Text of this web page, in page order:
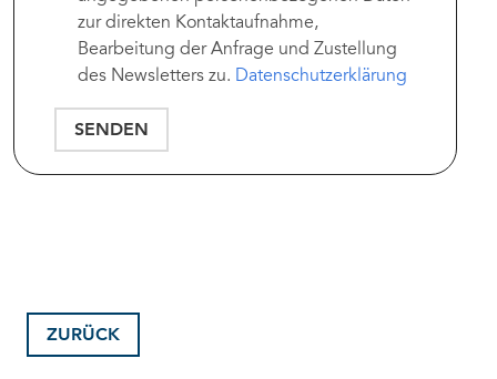
zur direkten Kontaktaufnahme,
Bearbeitung der Anfrage und Zustellung
des Newsletters zu. Datenschutzerklärung
SENDEN
ZURÜCK